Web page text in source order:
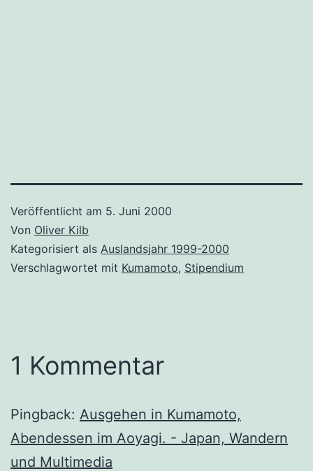
Veröffentlicht am 5. Juni 2000
Von Oliver Kilb
Kategorisiert als Auslandsjahr 1999-2000
Verschlagwortet mit Kumamoto, Stipendium
1 Kommentar
Pingback: Ausgehen in Kumamoto,
Abendessen im Aoyagi. - Japan, Wandern
und Multimedia